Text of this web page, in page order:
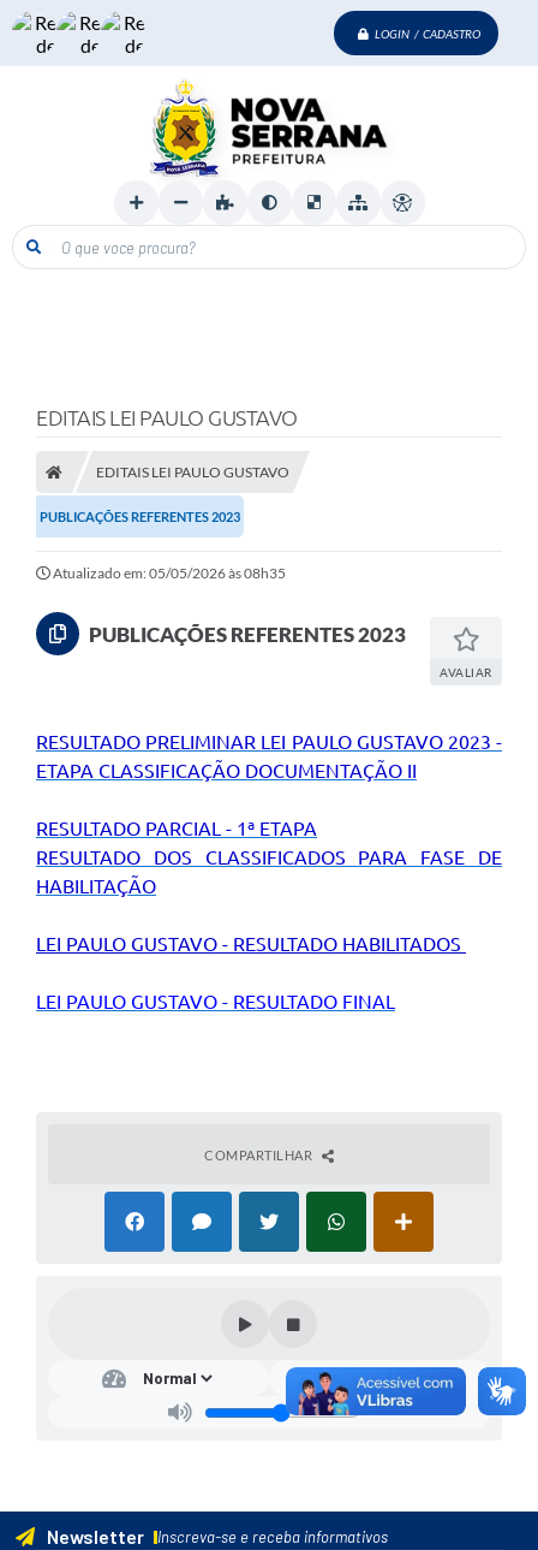
LOGIN / CADASTRO
O que voce procura?
EDITAIS LEI PAULO GUSTAVO
EDITAIS LEI PAULO GUSTAVO
PUBLICAÇÕES REFERENTES 2023
Atualizado em: 05/05/2026 às 08h35
PUBLICAÇÕES REFERENTES 2023
AVALIAR
RESULTADO PRELIMINAR LEI PAULO GUSTAVO 2023 -
ETAPA CLASSIFICAÇÃO DOCUMENTAÇÃO II
RESULTADO PARCIAL - 1ª ETAPA
RESULTADO DOS CLASSIFICADOS PARA FASE DE
HABILITAÇÃO
LEI PAULO GUSTAVO - RESULTADO HABILITADOS
LEI PAULO GUSTAVO - RESULTADO FINAL
COMPARTILHAR
Newsletter Inscreva-se e receba informativos